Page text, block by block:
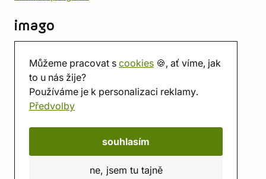
Můžeme pracovat s cookies 🍪, ať víme, jak
to u nás žije?
Používáme je k personalizaci reklamy.
Předvolby
souhlasím
ne, jsem tu tajně
imago
Prodejna
Herna
O nás
Hodnocení obchodu